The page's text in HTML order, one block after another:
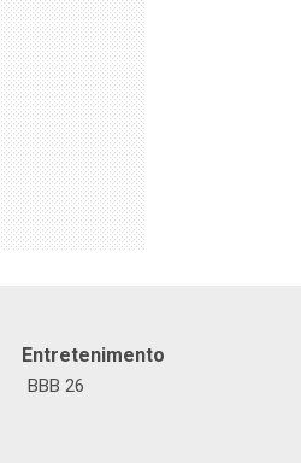
Entretenimento
BBB 26